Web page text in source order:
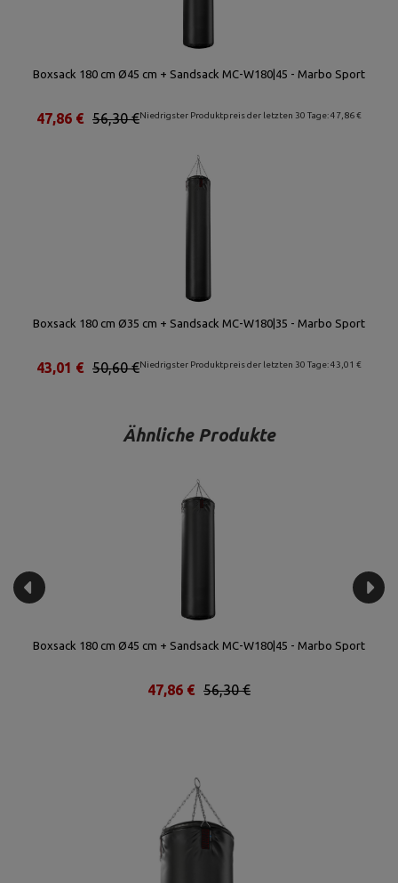
Boxsack 180 cm Ø45 cm + Sandsack MC-W180|45 - Marbo Sport
Niedrigster Produktpreis der letzten 30 Tage: 47,86 €
56,30 €
47,86 €
Boxsack 180 cm Ø35 cm + Sandsack MC-W180|35 - Marbo Sport
Niedrigster Produktpreis der letzten 30 Tage: 43,01 €
50,60 €
43,01 €
Ähnliche Produkte
Boxsack 180 cm Ø45 cm + Sandsack MC-W180|45 - Marbo Sport
56,30 €
47,86 €